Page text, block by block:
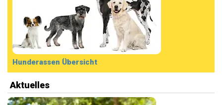
Hunderassen Übersicht
Aktuelles